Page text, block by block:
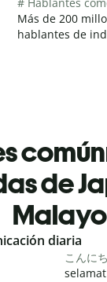
Más de 200
hablantes de
de
Malayo
diaria
こんに